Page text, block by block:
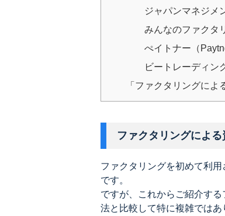
ジャパンマネジメ
みんなのファクタ
ぺイトナー（
ビートレーディン
「ファクタリングに
ファクタリングによ
ファクタリングを初めて利
です。
ですが、これからご紹介す
法と比較して特に複雑ではあ